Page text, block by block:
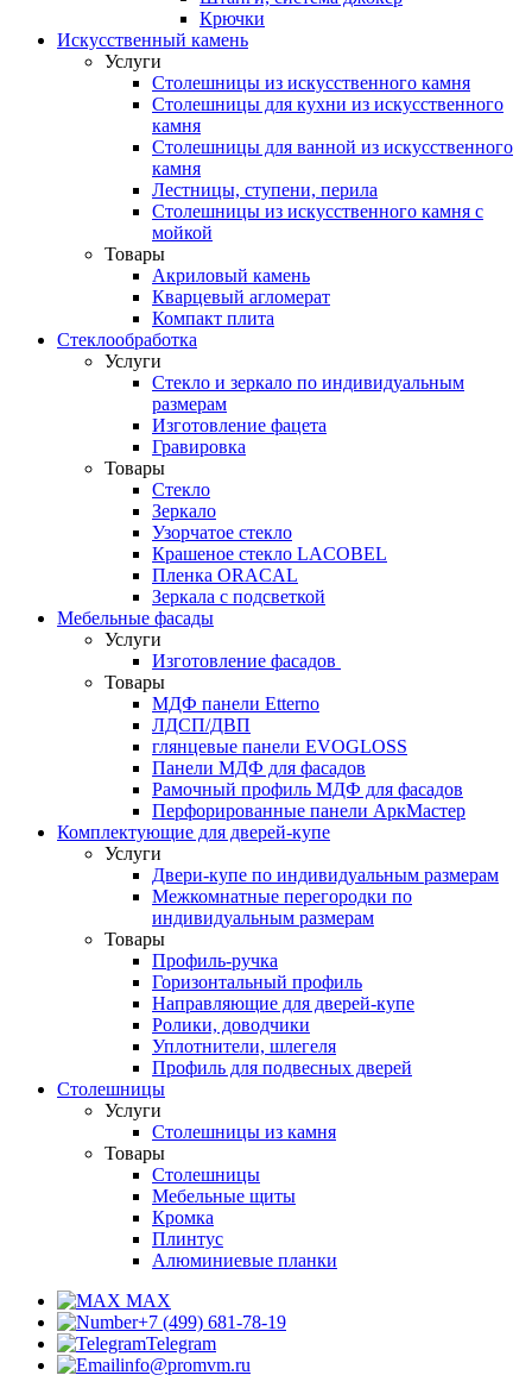
Крючки
Искусственный камень
Услуги
Столешницы из искусственного камня
Столешницы для кухни из искусственного
камня
Столешницы для ванной из искусственного
камня
Лестницы, ступени, перила
Столешницы из искусственного камня с
мойкой
Товары
Акриловый камень
Кварцевый агломерат
Компакт плита
Стеклообработка
Услуги
Стекло и зеркало по индивидуальным
размерам
Изготовление фацета
Гравировка
Товары
Стекло
Зеркало
Узорчатое стекло
Крашеное стекло LACOBEL
Пленка ORACAL
Зеркала с подсветкой
Мебельные фасады
Услуги
Изготовление фасадов
Товары
МДФ панели Etterno
ЛДСП/ДВП
глянцевые панели EVOGLOSS
Панели МДФ для фасадов
Рамочный профиль МДФ для фасадов
Перфорированные панели АркМастер
Комплектующие для дверей-купе
Услуги
Двери-купе по индивидуальным размерам
Межкомнатные перегородки по
индивидуальным размерам
Товары
Профиль-ручка
Горизонтальный профиль
Направляющие для дверей-купе
Ролики, доводчики
Уплотнители, шлегеля
Профиль для подвесных дверей
Столешницы
Услуги
Столешницы из камня
Товары
Столешницы
Мебельные щиты
Кромка
Плинтус
Алюминиевые планки
MAX
+7 (499) 681-78-19
Telegram
info@promvm.ru